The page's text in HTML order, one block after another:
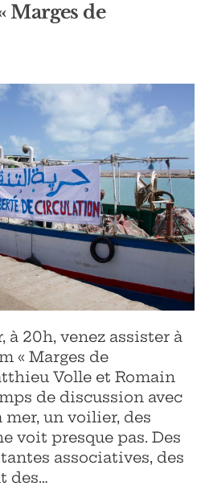
Marges de
à 20h, venez assister à
« Marges de
Volle et Romain
de discussion avec
mer, un voilier, des
voit presque pas. Des
associatives, des
des…